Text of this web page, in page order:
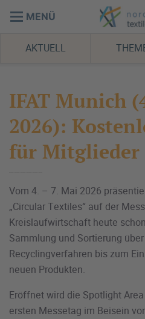
MENÜ
AKTUELL
IFAT Munich
2026):
für Mitglieder
Vom 4. – 7. Mai 2026
„Circular Textiles“ auf der
Kreislaufwirtschaft heute
Sammlung und Sortierung
Recyclingverfahren bis zum
neuen Produkten.
Eröffnet wird die Spotlight
ersten Messetag im Beisein